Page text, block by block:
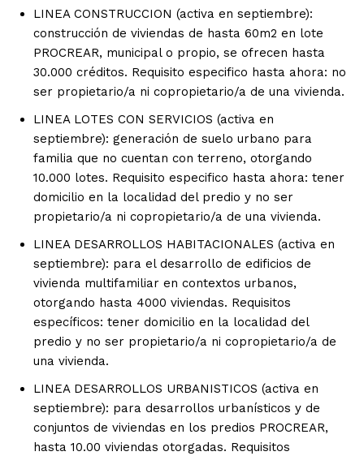
LINEA CONSTRUCCION (activa en septiembre):
construcción de viviendas de hasta 60m2 en lote
PROCREAR, municipal o propio, se ofrecen hasta
30.000 créditos. Requisito especifico hasta ahora: no
ser propietario/a ni copropietario/a de una vivienda.
LINEA LOTES CON SERVICIOS (activa en
septiembre): generación de suelo urbano para
familia que no cuentan con terreno, otorgando
10.000 lotes. Requisito especifico hasta ahora: tener
domicilio en la localidad del predio y no ser
propietario/a ni copropietario/a de una vivienda.
LINEA DESARROLLOS HABITACIONALES (activa en
septiembre): para el desarrollo de edificios de
vivienda multifamiliar en contextos urbanos,
otorgando hasta 4000 viviendas. Requisitos
específicos: tener domicilio en la localidad del
predio y no ser propietario/a ni copropietario/a de
una vivienda.
LINEA DESARROLLOS URBANISTICOS (activa en
septiembre): para desarrollos urbanísticos y de
conjuntos de viviendas en los predios PROCREAR,
hasta 10.00 viviendas otorgadas. Requisitos